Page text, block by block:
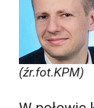
(źr.fot.KPM)